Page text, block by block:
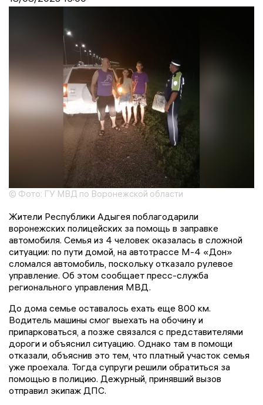
© Фото: ГУ МВД по Воронежской области
Жители Республики Адыгея поблагодарили
воронежских полицейских за помощь в заправке
автомобиля. Семья из 4 человек оказалась в сложной
ситуации: по пути домой, на автотрассе М-4 «Дон»
сломался автомобиль, поскольку отказало рулевое
управление. Об этом сообщает пресс-служба
регионального управления МВД.
До дома семье оставалось ехать еще 800 км.
Водитель машины смог выехать на обочину и
припарковаться, а позже связался с представителями
дороги и объяснил ситуацию. Однако там в помощи
отказали, объяснив это тем, что платный участок семья
уже проехала. Тогда супруги решили обратиться за
помощью в полицию. Дежурный, принявший вызов
отправил экипаж ДПС.